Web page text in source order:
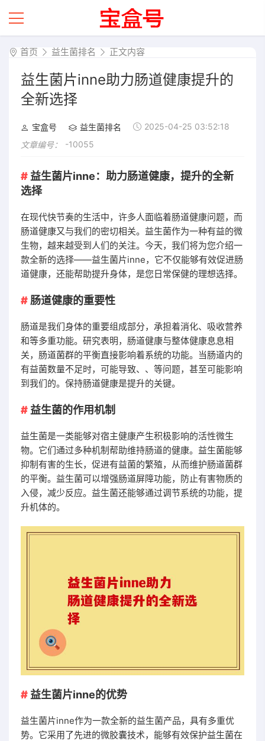
首页 益生菌排名 正文内容
益生菌片inne助力肠道健康提升的
全新选择
宝盒号 益生菌排名
2025-04-25 03:52:18
文章编号：
-10055
益生菌片inne：助力肠道健康，提升的全新
选择
在现代快节奏的生活中，许多人面临着肠道健康问题，而
肠道健康又与我们的密切相关。益生菌作为一种有益的微
生物，越来越受到人们的关注。今天，我们将为您介绍一
款全新的选择——益生菌片inne，它不仅能够有效促进肠
道健康，还能帮助提升身体，是您日常保健的理想选择。
肠道健康的重要性
肠道是我们身体的重要组成部分，承担着消化、吸收营养
和等多重功能。研究表明，肠道健康与整体健康息息相
关，肠道菌群的平衡直接影响着系统的功能。当肠道内的
有益菌数量不足时，可能导致、、等问题，甚至可能影响
到我们的。保持肠道健康是提升的关键。
益生菌的作用机制
益生菌是一类能够对宿主健康产生积极影响的活性微生
物。它们通过多种机制帮助维持肠道的健康。益生菌能够
抑制有害的生长，促进有益菌的繁殖，从而维护肠道菌群
的平衡。益生菌可以增强肠道屏障功能，防止有害物质的
入侵，减少反应。益生菌还能够通过调节系统的功能，提
升机体的。
益生菌片inne的优势
益生菌片inne作为一款全新的益生菌产品，具有多重优
势。它采用了先进的微胶囊技术，能够有效保护益生菌在